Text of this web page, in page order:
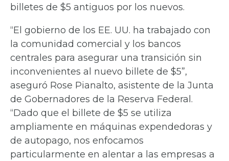
billetes de $5 antiguos por los nuevos.
“El gobierno de los EE. UU. ha trabajado con
la comunidad comercial y los bancos
centrales para asegurar una transición sin
inconvenientes al nuevo billete de $5”,
aseguró Rose Pianalto, asistente de la Junta
de Gobernadores de la Reserva Federal.
“Dado que el billete de $5 se utiliza
ampliamente en máquinas expendedoras y
de autopago, nos enfocamos
particularmente en alentar a las empresas a